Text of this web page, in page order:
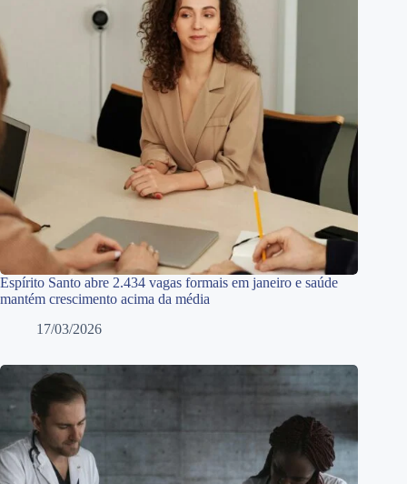
Espírito Santo abre 2.434 vagas formais em janeiro e saúde
mantém crescimento acima da média
17/03/2026